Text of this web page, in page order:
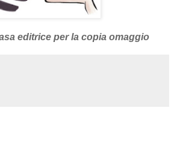
editrice per la copia omaggio